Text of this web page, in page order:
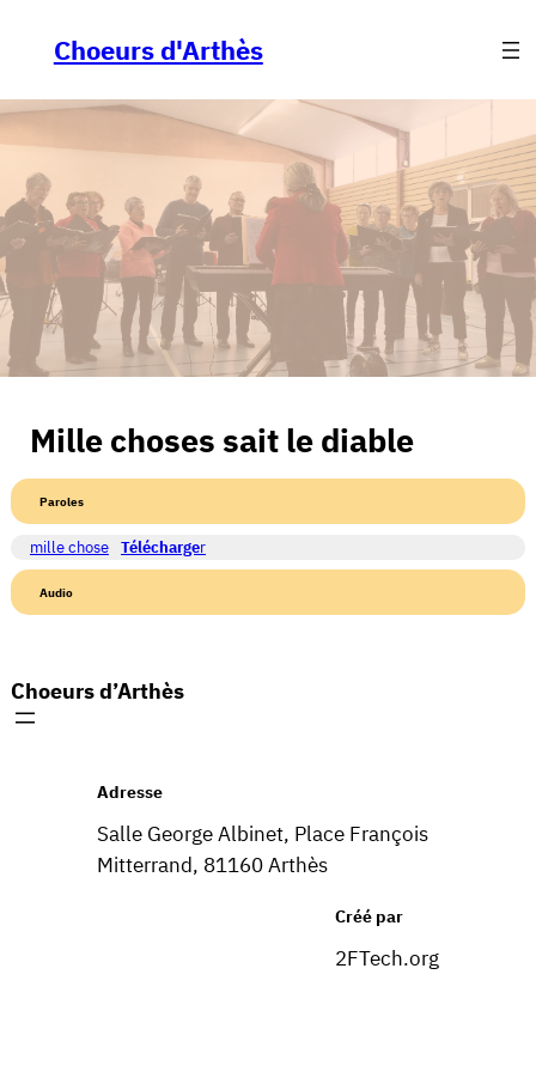
Choeurs d'Arthès
Mille choses sait le diable
Paroles
mille chose Télécharger
Audio
Choeurs d’Arthès
Adresse
Salle George Albinet, Place François
Mitterrand, 81160 Arthès
Créé par
2FTech.org